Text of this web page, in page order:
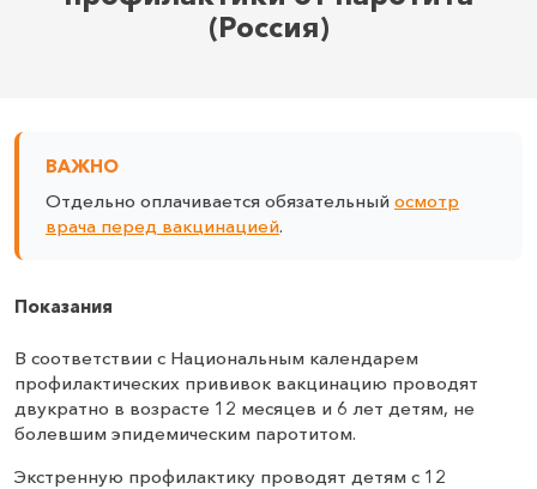
(Россия)
ВАЖНО
Отдельно оплачивается обязательный осмотр
врача перед вакцинацией.
Показания
В соответствии с Национальным календарем
профилактических прививок вакцинацию проводят
двукратно в возрасте 12 месяцев и 6 лет детям, не
болевшим эпидемическим паротитом.
Экстренную профилактику проводят детям с 12